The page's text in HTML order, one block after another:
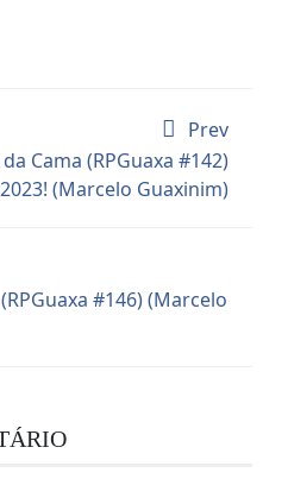
Prev
Cama (RPGuaxa #142)
(Marcelo Guaxinim)
#146) (Marcelo